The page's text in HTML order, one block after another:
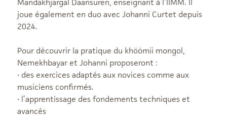
Mandakhjargal Daansuren, enseignant à l’IIMM. Il
joue également en duo avec Johanni Curtet depuis
2024.
Pour découvrir la pratique du khöömii mongol,
Nemekhbayar et Johanni proposeront :
• des exercices adaptés aux novices comme aux
musiciens confirmés.
• l’apprentissage des fondements techniques et
avancés